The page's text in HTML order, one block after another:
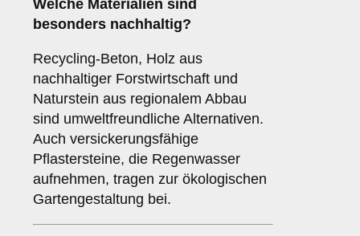
Welche Materialien sind
besonders nachhaltig?
Recycling-Beton, Holz aus
nachhaltiger Forstwirtschaft und
Naturstein aus regionalem Abbau
sind umweltfreundliche Alternativen.
Auch versickerungsfähige
Pflastersteine, die Regenwasser
aufnehmen, tragen zur ökologischen
Gartengestaltung bei.